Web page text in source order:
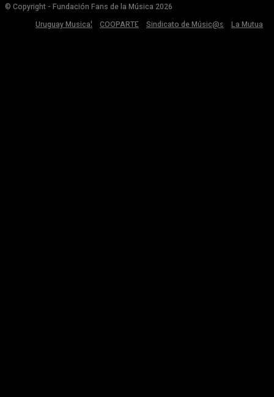
© Copyright - Fundación Fans de la Música 2026
Uruguay Musical
COOPARTE Sindicato de Músic@s La Mutua